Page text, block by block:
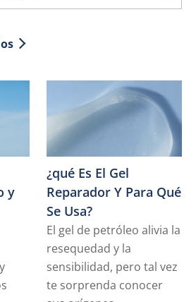
y
¿qué Es El Gel
Reparador Y Para Qué
Se Usa?
El gel de petróleo alivia la
resequedad y la
sensibilidad, pero tal vez
te sorprenda conocer